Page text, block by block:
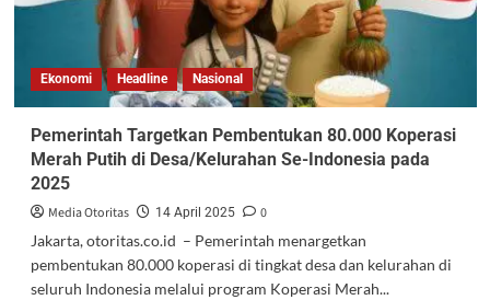
Ekonomi Headline Nasional
Pemerintah Targetkan Pembentukan 80.000 Koperasi
Merah Putih di Desa/Kelurahan Se-Indonesia pada
2025
Media Otoritas 14 April 2025
0
Jakarta, otoritas.co.id – Pemerintah menargetkan
pembentukan 80.000 koperasi di tingkat desa dan kelurahan di
seluruh Indonesia melalui program Koperasi Merah...